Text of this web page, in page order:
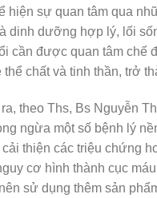
hiện sự quan tâm qua
dinh dưỡng hợp lý, lối
cần được quan tâm chế
thể chất và tinh thần, trở
theo Ths, Bs Nguyễn
ngừa một số bệnh lý
cải thiện các triệu chứng
cơ hình thành cục
sử dụng thêm sản